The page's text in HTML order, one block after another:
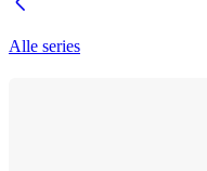
Alle series